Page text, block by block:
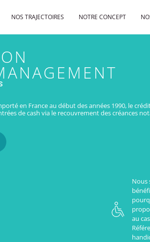
NOS TRAJECTOIRES NOTRE CONCEPT
en France au début des années 1990, le
de cash via le recouvrement des créances
Nous
au